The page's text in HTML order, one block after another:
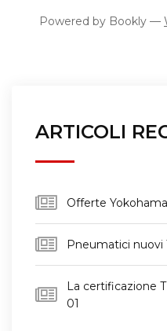
Powered by Bookly —
ARTICOLI
Offerte Yokohama
Pneumatici nuovi
La certificazione
01